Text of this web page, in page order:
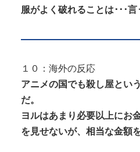
服がよく破れることは･･･言
１０：海外の反応
アニメの国でも殺し屋とい
だ。
ヨルはあまり必要以上にお
を見せないが、相当な金額